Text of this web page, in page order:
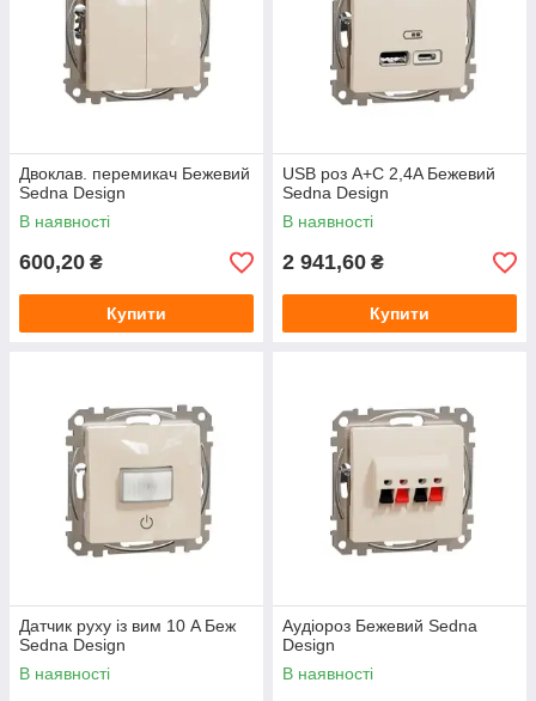
Двоклав. перемикач Бежевий
Sedna Design
В наявності
600,20 ₴
Купити
USB роз A+C 2,4A Бежевий
Sedna Design
В наявності
2 941,60 ₴
Купити
Датчик руху із вим 10 A Беж
Sedna Design
В наявності
Аудіороз Бежевий Sedna
Design
В наявності